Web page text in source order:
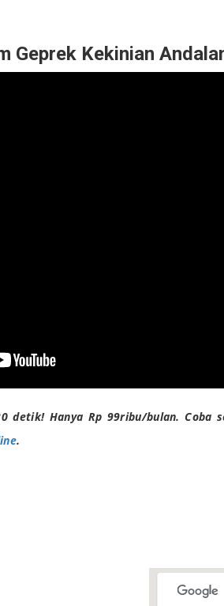
Geprek Kekinian
detik! Hanya Rp 99ribu/bulan. Coba
.